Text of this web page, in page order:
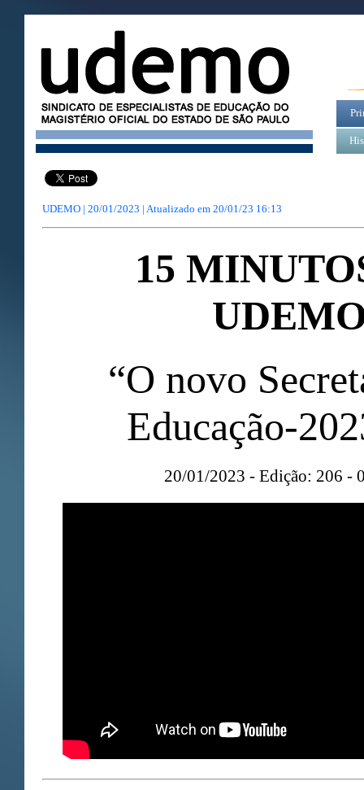
UDEMO | 20/01/2023 | Atualizado em 20/01/23 16:13
15
“O novo
Educação-
20/01/2023 - Edição: 206 -